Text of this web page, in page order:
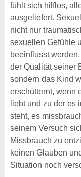
fühlt sich hilflos,
ausgeliefert.
nicht nur
sexuellen Gefühle
beeinflusst
der Qualität seiner
sondern das Kind
erschütternt, wenn
liebt und zu der
steht, es
seinem Versuch
Missbrauch zu
keinen Glauben
Situation noch